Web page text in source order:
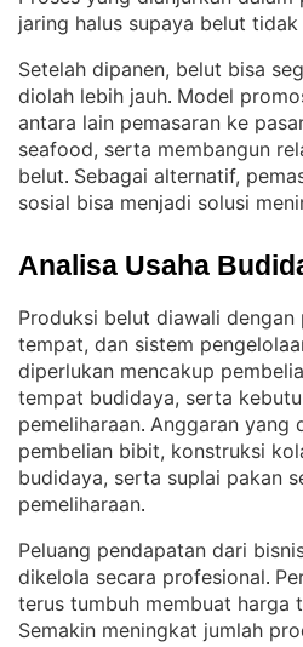
jaring halus supaya belut
Setelah dipanen, belut bisa
diolah lebih jauh. Model
antara lain pemasaran ke
seafood, serta membangun
belut. Sebagai alternatif,
sosial bisa menjadi solusi
Analisa Usaha
Produksi belut diawali dengan
tempat, dan sistem
diperlukan mencakup
tempat budidaya, serta
pemeliharaan. Anggaran yang
pembelian bibit, konstruksi
budidaya, serta suplai pakan
pemeliharaan.
Peluang pendapatan dari
dikelola secara profesional.
terus tumbuh membuat harga
Semakin meningkat jumlah